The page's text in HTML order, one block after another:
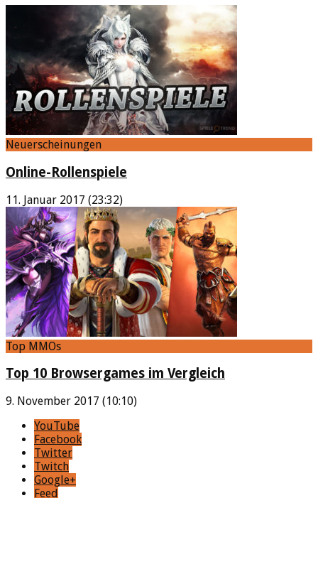
Neuerscheinungen
Online-Rollenspiele
11. Januar 2017 (23:32)
Top MMOs
Top 10 Browsergames im Vergleich
9. November 2017 (10:10)
YouTube
Facebook
Twitter
Twitch
Google+
Feed